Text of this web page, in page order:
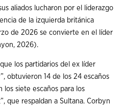
aliados lucharon por el liderazgo
de la izquierda británica
de 2026 se convierte en el líder
2026).
los partidarios del ex líder
obtuvieron 14 de los 24 escaños
los siete escaños para los
que respaldan a Sultana. Corbyn